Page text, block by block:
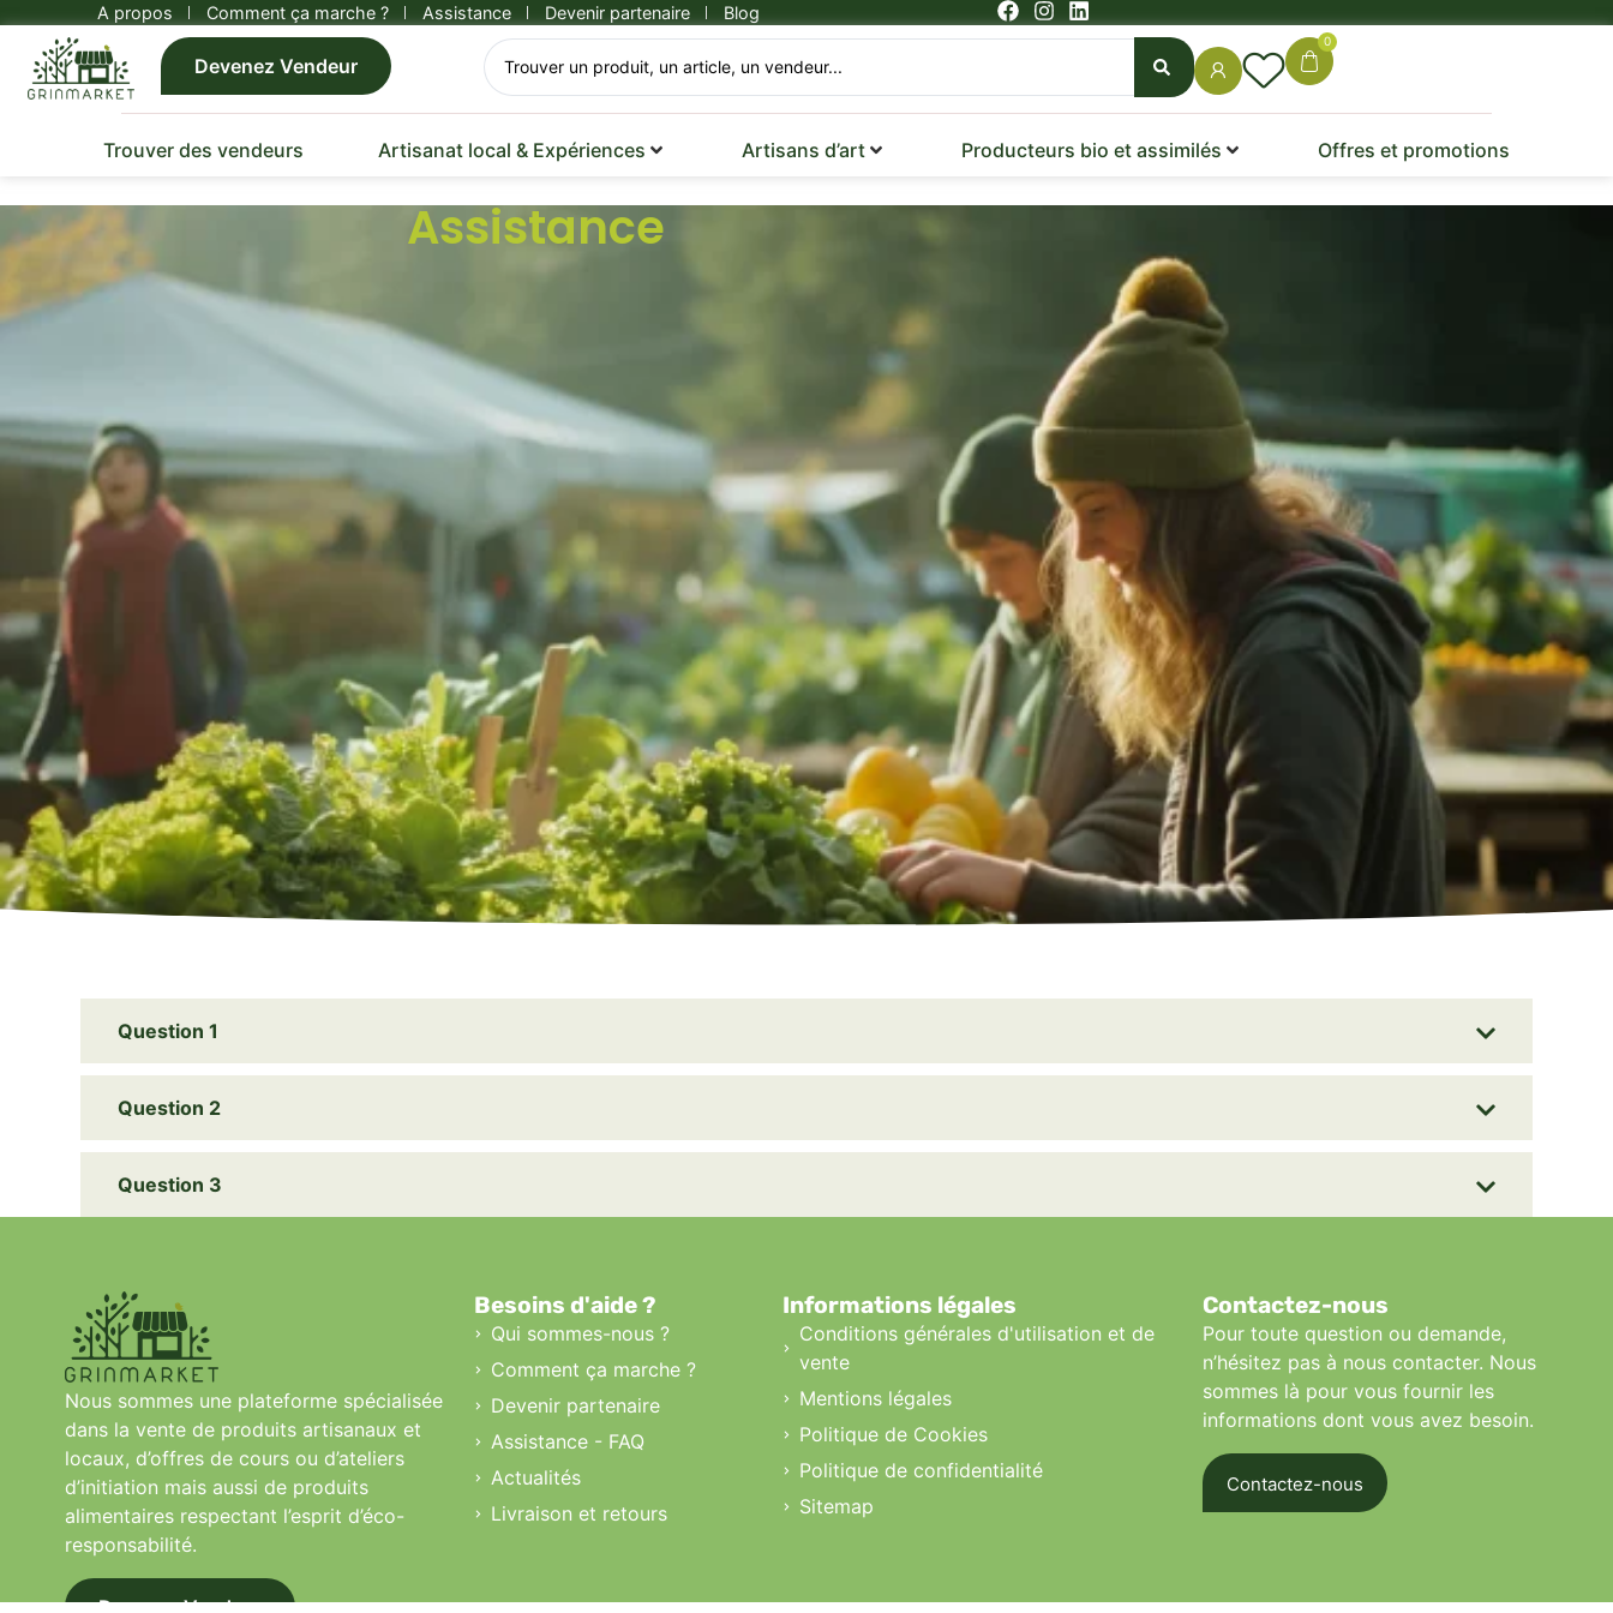
A propos Comment ça marche ? Assistance Devenir partenaire Blog
Devenez Vendeur
0
Trouver des vendeurs Artisanat local & Expériences Artisans d’art Producteurs bio et assimilés Offres et promotions
Assistance
Question 1
Question 2
Question 3
Nous sommes une plateforme spécialisée
dans la vente de produits artisanaux et
locaux, d’offres de cours ou d’ateliers
d’initiation mais aussi de produits
alimentaires respectant l’esprit d’éco-
responsabilité.
Devenez Vendeur
Besoins d'aide ?
Qui sommes-nous ?
Comment ça marche ?
Devenir partenaire
Assistance - FAQ
Actualités
Livraison et retours
Informations légales
Conditions générales d'utilisation et de
vente
Mentions légales
Politique de Cookies
Politique de confidentialité
Sitemap
Contactez-nous
Pour toute question ou demande,
n’hésitez pas à nous contacter. Nous
sommes là pour vous fournir les
informations dont vous avez besoin.
Contactez-nous